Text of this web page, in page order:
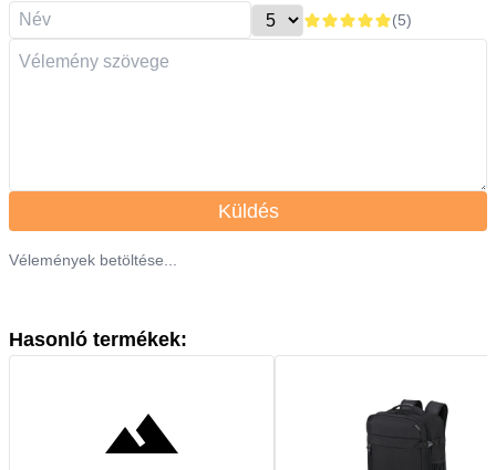
(5)
Küldés
Vélemények betöltése...
Hasonló termékek: